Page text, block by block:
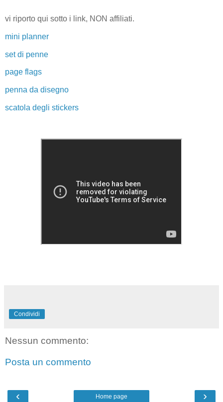
vi riporto qui sotto i link, NON affiliati.
mini planner
set di penne
page flags
penna da disegno
scatola degli stickers
Condividi
Nessun commento:
Posta un commento
‹ ›
Home page